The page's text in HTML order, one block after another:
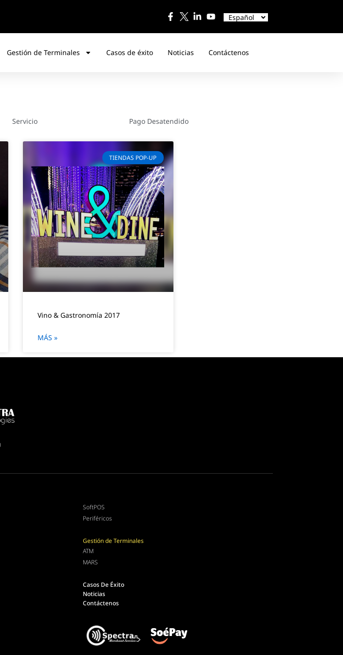
Español
日本語
Gestión de Terminales Casos de éxito Noticias Contáctenos
Servicio Pago Desatendido
TIENDAS POP-UP
Vino & Gastronomía 2017
MÁS »
SoftPOS
Periféricos
Gestión de Terminales
ATM
MARS
Casos De Éxito
Noticias
Contáctenos